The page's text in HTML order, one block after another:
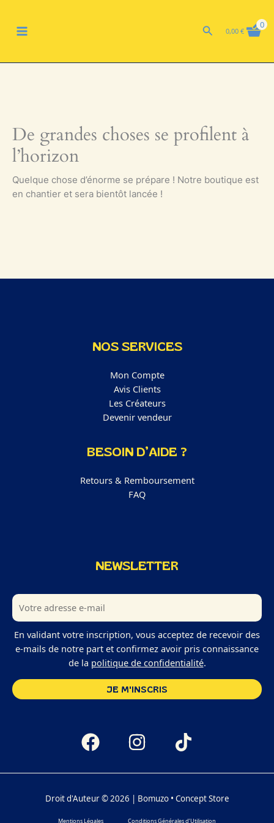
contenuMENU
Rechercher
0,00€
0
De grandes choses se profilent à
l’horizon
Quelque chose d’énorme se prépare ! Notre boutique est
en chantier et sera bientôt lancée !
NOS SERVICES
Mon Compte
Avis Clients
Les Créateurs
Devenir vendeur
BESOIN D’AIDE ?
Retours & Remboursement
FAQ
NEWSLETTER
En validant votre inscription, vous acceptez de recevoir des
e-mails de notre part et confirmez avoir pris connaissance
de la politique de confidentialité.
Droit d'Auteur © 2026 | Bomuzo • Concept Store
Mentions Légales Conditions Générales d’Utilisation